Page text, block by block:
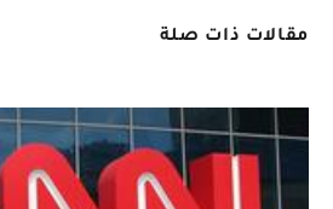
مقالات ذات صلة